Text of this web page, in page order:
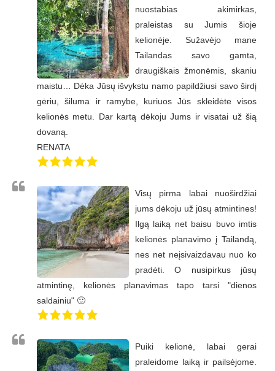
nuostabias akimirkas,
praleistas su Jumis šioje
kelionėje. Sužavėjo mane
Tailandas savo gamta,
draugiškais žmonėmis, skaniu
maistu… Dėka Jūsų išvykstu namo papildžiusi savo širdį
gėriu, šiluma ir ramybe, kuriuos Jūs skleidėte visos
kelionės metu. Dar kartą dėkoju Jums ir visatai už šią
dovaną.
RENATA
Visų pirma labai nuoširdžiai
jums dėkoju už jūsų atmintines!
Ilgą laiką net baisu buvo imtis
kelionės planavimo į Tailandą,
nes net neįsivaizdavau nuo ko
pradėti. O nusipirkus jūsų
atmintinę, kelionės planavimas tapo tarsi "dienos
saldainiu" 🙂
Puiki kelionė, labai gerai
praleidome laiką ir pailsėjome.